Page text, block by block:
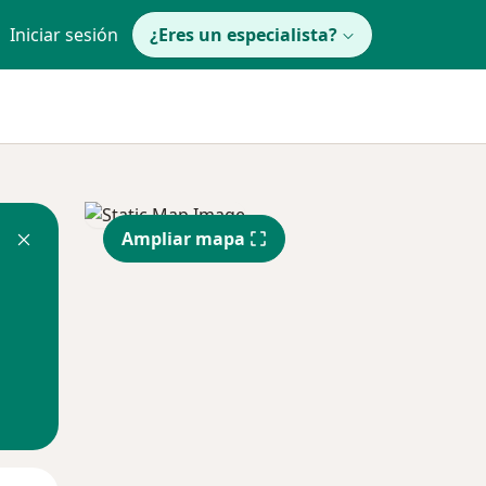
Iniciar sesión ¿Eres un especialista?
Ampliar mapa